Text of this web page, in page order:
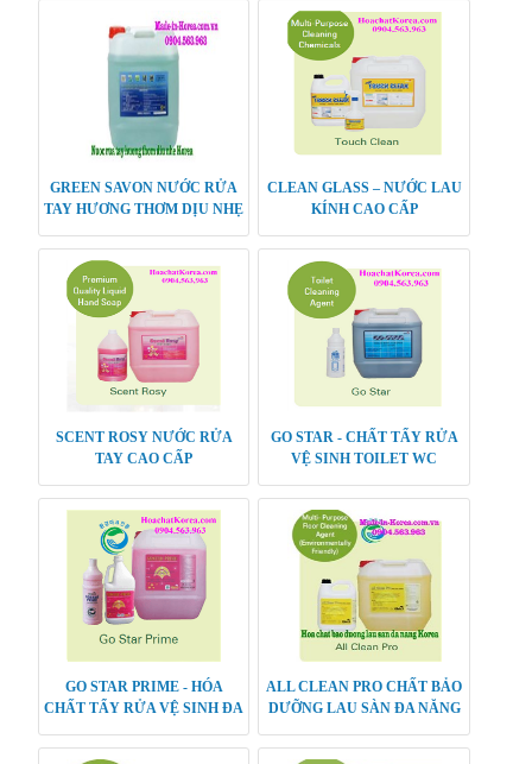
GREEN SAVON NƯỚC RỬA
TAY HƯƠNG THƠM DỊU NHẸ
CLEAN GLASS – NƯỚC LAU
KÍNH CAO CẤP
SCENT ROSY NƯỚC RỬA
TAY CAO CẤP
GO STAR - CHẤT TẨY RỬA
VỆ SINH TOILET WC
GO STAR PRIME - HÓA
CHẤT TẨY RỬA VỆ SINH ĐA
ALL CLEAN PRO CHẤT BẢO
DƯỠNG LAU SÀN ĐA NĂNG